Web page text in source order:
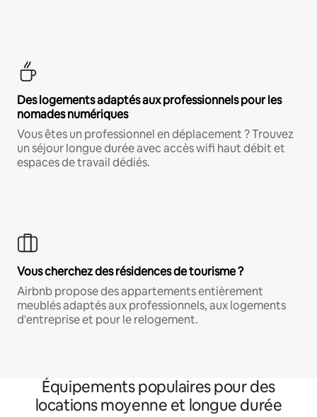
Des logements adaptés aux professionnels pour les
nomades numériques
Vous êtes un professionnel en déplacement ? Trouvez
un séjour longue durée avec accès wifi haut débit et
espaces de travail dédiés.
Vous cherchez des résidences de tourisme ?
Airbnb propose des appartements entièrement
meublés adaptés aux professionnels, aux logements
d'entreprise et pour le relogement.
Équipements populaires pour des
locations moyenne et longue durée